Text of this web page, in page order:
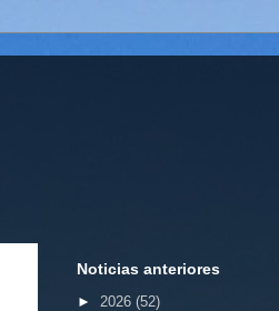
Noticias anteriores
► 2026 (52)